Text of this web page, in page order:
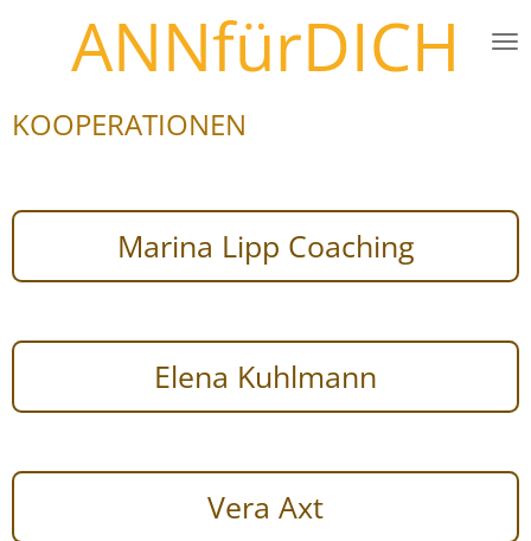
HauptinhaltANNfürDICH
KOOPERATIONEN
Marina Lipp Coaching
Elena Kuhlmann
Vera Axt